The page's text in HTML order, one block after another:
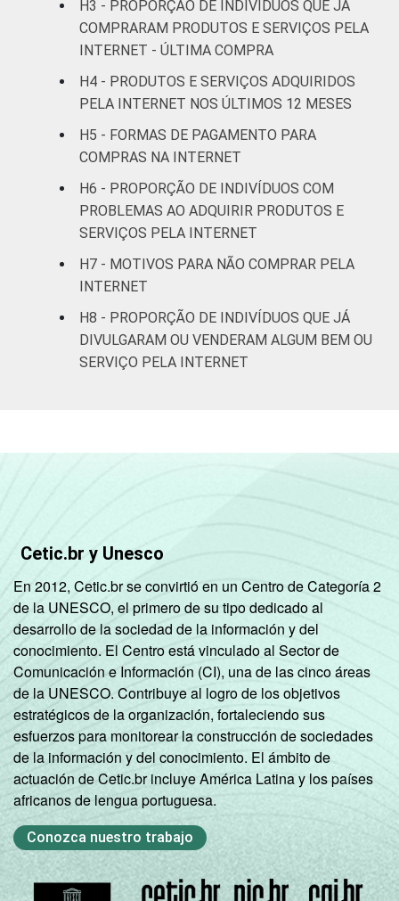
De 25 a 34
anos
12 18
De 35 a 44
anos
10
De 45 anos ou
mais
14
RENDA
FAMILIAR
Até R$415 3
R$1246-
R$2075
8 15
SOCIAL3
C 4
D E 2
SITUAÇÃO
DE
EMPREGO
Trabalhador 10
Desempregado
Não integra a
população
ativa
1 Base: 7.866 entrevistados que já
H3 - PROPORÇÃO DE INDIVÍDUOS QUE JÁ
COMPRARAM PRODUTOS E SERVIÇOS PELA
INTERNET - ÚLTIMA COMPRA
H4 - PRODUTOS E SERVIÇOS ADQUIRIDOS
PELA INTERNET NOS ÚLTIMOS 12 MESES
H5 - FORMAS DE PAGAMENTO PARA
COMPRAS NA INTERNET
H6 - PROPORÇÃO DE INDIVÍDUOS COM
PROBLEMAS AO ADQUIRIR PRODUTOS E
SERVIÇOS PELA INTERNET
H7 - MOTIVOS PARA NÃO COMPRAR PELA
INTERNET
H8 - PROPORÇÃO DE INDIVÍDUOS QUE JÁ
DIVULGARAM OU VENDERAM ALGUM BEM OU
SERVIÇO PELA INTERNET
Cetic.br y Unesco
En 2012, Cetic.br se convirtió en un Centro de Categoría 2
de la UNESCO, el primero de su tipo dedicado al
desarrollo de la sociedad de la información y del
conocimiento. El Centro está vinculado al Sector de
Comunicación e Información (CI), una de las cinco áreas
de la UNESCO. Contribuye al logro de los objetivos
estratégicos de la organización, fortaleciendo sus
esfuerzos para monitorear la construcción de sociedades
de la información y del conocimiento. El ámbito de
actuación de Cetic.br incluye América Latina y los países
africanos de lengua portuguesa.
Conozca nuestro trabajo